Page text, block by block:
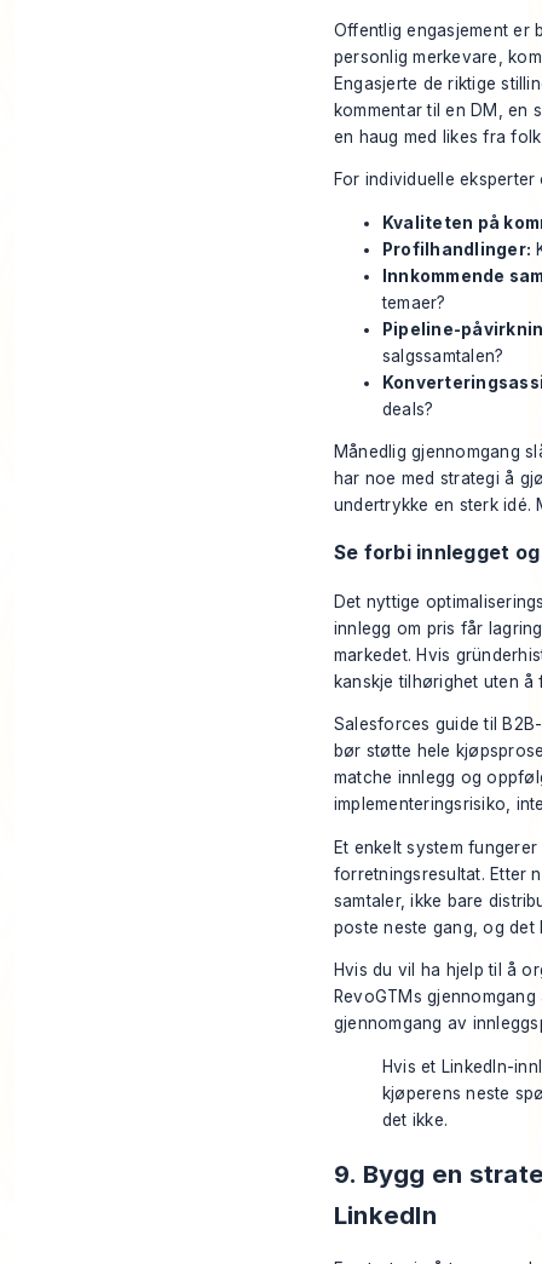
Offentlig engasjement er
personlig merkevare,
Engasjerte de riktige
kommentar til en DM, en
en haug med likes fra
For individuelle
Kvaliteten på
Profilhandlinger:
Innkommende
temaer?
Pipeline-
salgssamtalen?
deals?
Månedlig gjennomgang
har noe med strategi å
undertrykke en sterk idé.
Se forbi innlegget
Det nyttige
innlegg om pris får
markedet. Hvis
kanskje tilhørighet uten
Salesforces guide til
bør støtte hele
matche innlegg og
implementeringsrisiko,
Et enkelt system
forretningsresultat. Etter
samtaler, ikke bare
poste neste gang, og det
Hvis du vil ha hjelp til å
RevoGTMs
gjennomgang av
Hvis et LinkedIn-
kjøperens neste
det ikke.
9. Bygg en
LinkedIn